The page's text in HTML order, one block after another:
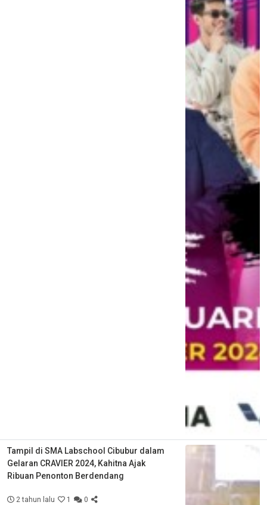
Tampil di SMA Labschool Cibubur dalam
Gelaran CRAVIER 2024, Kahitna Ajak
Ribuan Penonton Berdendang
2 tahun lalu 1 0